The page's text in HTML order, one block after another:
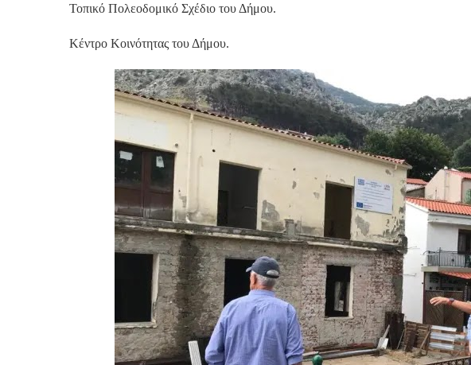
Τοπικό Πολεοδομικό Σχέδιο του Δήμου.
Κέντρο Κοινότητας του Δήμου.